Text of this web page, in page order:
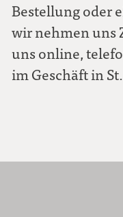
Bestellung oder
wir nehmen uns
uns online,
im Geschäft in